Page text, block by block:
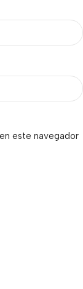
este navegador